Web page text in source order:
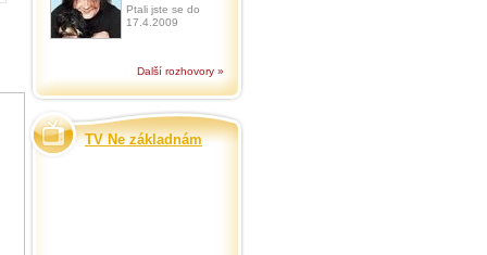
Ptali jste se do
17.4.2009
Další rozhovory »
TV Ne základnám